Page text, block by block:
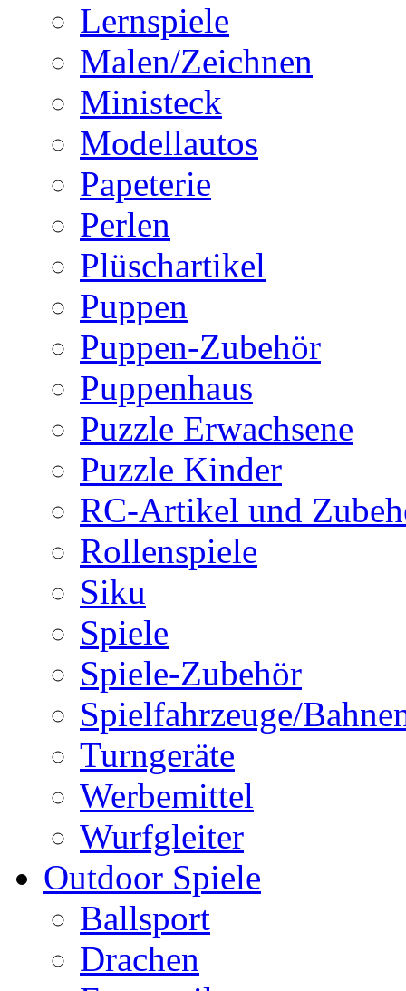
Lernspiele
Malen/Zeichnen
Ministeck
Modellautos
Papeterie
Perlen
Plüschartikel
Puppen
Puppen-Zubehör
Puppenhaus
Puzzle Erwachsene
Puzzle Kinder
RC-Artikel und
Rollenspiele
Siku
Spiele
Spiele-Zubehör
Spielfahrzeuge/
Turngeräte
Werbemittel
Wurfgleiter
Outdoor Spiele
Ballsport
Drachen